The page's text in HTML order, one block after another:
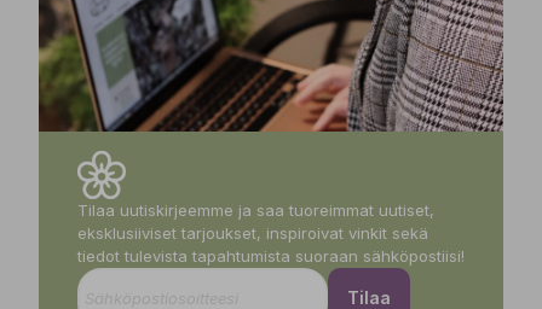
Tilaa uutiskirjeemme ja saa tuoreimmat uutiset,
eksklusiiviset tarjoukset, inspiroivat vinkit sekä
tiedot tulevista tapahtumista suoraan sähköpostiisi!
Tilaa